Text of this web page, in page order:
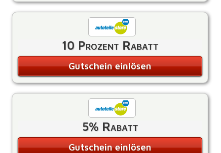
10 Prozent Rabatt
Gutschein einlösen
5% Rabatt
Gutschein einlösen